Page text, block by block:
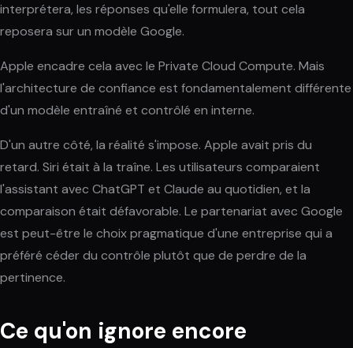
interprétera, les réponses qu'elle formulera, tout cela
reposera sur un modèle Google.
Apple encadre cela avec le Private Cloud Compute. Mais
l'architecture de confiance est fondamentalement différente
d'un modèle entraîné et contrôlé en interne.
D'un autre côté, la réalité s'impose. Apple avait pris du
retard. Siri était à la traîne. Les utilisateurs comparaient
l'assistant avec ChatGPT et Claude au quotidien, et la
comparaison était défavorable. Le partenariat avec Google
est peut-être le choix pragmatique d'une entreprise qui a
préféré céder du contrôle plutôt que de perdre de la
pertinence.
Ce qu'on ignore encore